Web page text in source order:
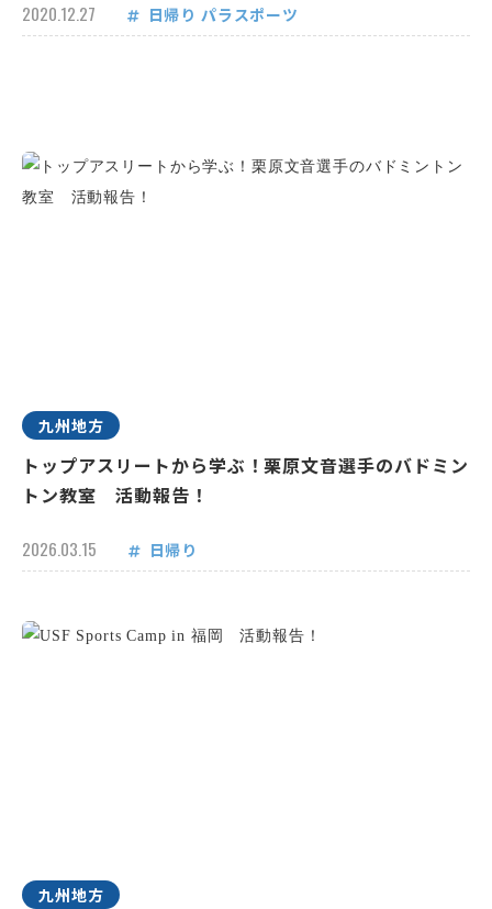
2020.12.27 日帰り パラスポーツ
九州地方
トップアスリートから学ぶ！栗原文音選手のバドミン
トン教室 活動報告！
2026.03.15 日帰り
九州地方